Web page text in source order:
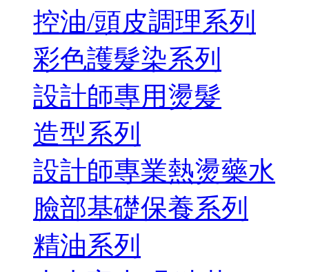
控油/頭皮調理系列
彩色護髮染系列
設計師專用燙髮
造型系列
設計師專業熱燙藥水
臉部基礎保養系列
精油系列